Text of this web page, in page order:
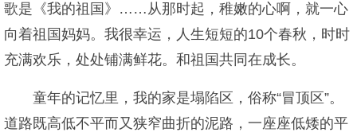
歌是《我的祖国》……从那时起，稚嫩的心啊，就一心
向着祖国妈妈。我很幸运，人生短短的10个春秋，时时
充满欢乐，处处铺满鲜花。和祖国共同在成长。
童年的记忆里，我的家是塌陷区，俗称“冒顶区”。
道路既高低不平而又狭窄曲折的泥路，一座座低矮的平